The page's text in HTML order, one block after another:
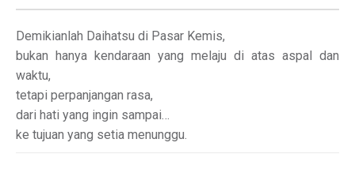
Demikianlah Daihatsu di Pasar Kemis,
bukan hanya kendaraan yang melaju di atas aspal dan
waktu,
tetapi perpanjangan rasa,
dari hati yang ingin sampai…
ke tujuan yang setia menunggu.